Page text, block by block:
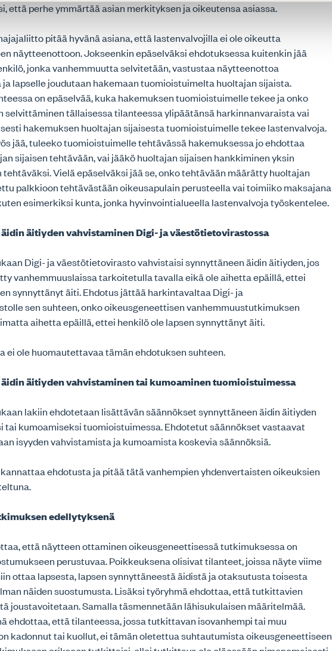
että perhe ymmärtää asian merkityksen ja oikeutensa asiassa.
pitää hyvänä asiana, että lastenvalvojilla ei ole oikeutta
näytteenottoon. Jokseenkin epäselväksi ehdotuksessa kuitenkin jää
jonka vanhemmuutta selvitetään, vastustaa näytteenottoa
lapselle joudutaan hakemaan tuomioistuimelta huoltajan sijaista.
on epäselvää, kuka hakemuksen tuomioistuimelle tekee ja onko
selvittäminen tällaisessa tilanteessa ylipäätänsä harkinnanvaraista vai
hakemuksen huoltajan sijaisesta tuomioistuimelle tekee lastenvalvoja.
jää, tuleeko tuomioistuimelle tehtävässä hakemuksessa jo ehdottaa
sijaisen tehtävään, vai jääkö huoltajan sijaisen hankkiminen yksin
Vielä epäselväksi jää se, onko tehtävään määrätty huoltajan
palkkioon tehtävästään oikeusapulain perusteella vai toimiiko maksajana
esimerkiksi kunta, jonka hyvinvointialueella lastenvalvoja työskentelee.
äitiyden vahvistaminen Digi- ja väestötietovirastossa
Digi- ja väestötietovirasto vahvistaisi synnyttäneen äidin äitiyden, jos
vanhemmuuslaissa tarkoitetulla tavalla eikä ole aihetta epäillä, ettei
synnyttänyt äiti. Ehdotus jättää harkintavaltaa Digi- ja
sen suhteen, onko oikeusgeneettisen vanhemmuustutkimuksen
aihetta epäillä, ettei henkilö ole lapsen synnyttänyt äiti.
ei ole huomautettavaa tämän ehdotuksen suhteen.
äitiyden vahvistaminen tai kumoaminen tuomioistuimessa
lakiin ehdotetaan lisättävän säännökset synnyttäneen äidin äitiyden
tai kumoamiseksi tuomioistuimessa. Ehdotetut säännökset vastaavat
isyyden vahvistamista ja kumoamista koskevia säännöksiä.
ehdotusta ja pitää tätä vanhempien yhdenvertaisten oikeuksien
edellytyksenä
että näytteen ottaminen oikeusgeneettisessä tutkimuksessa on
perustuvaa. Poikkeuksena olisivat tilanteet, joissa näyte viime
ottaa lapsesta, lapsen synnyttäneestä äidistä ja otaksutusta toisesta
näiden suostumusta. Lisäksi työryhmä ehdottaa, että tutkittavien
joustavoitetaan. Samalla täsmennetään lähisukulaisen määritelmää.
ehdottaa, että tilanteessa, jossa tutkittavan isovanhempi tai muu
kadonnut tai kuollut, ei tämän oletettua suhtautumista oikeusgeneettiseen